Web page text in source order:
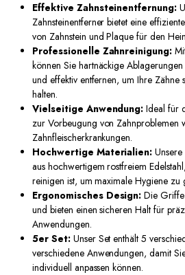
Effektive Zahnsteinentfernung:
Zahnsteinentferner bietet eine
von Zahnstein und Plaque für den
Professionelle Zahnreinigung:
können Sie hartnäckige
und effektiv entfernen, um Ihre Zähne
halten.
Vielseitige Anwendung: Ideal für
zur Vorbeugung von Zahnproblemen
Zahnfleischerkrankungen.
Hochwertige Materialien: Unsere
aus hochwertigem rostfreiem
reinigen ist, um maximale Hygiene zu
Ergonomisches Design: Die Griffe
und bieten einen sicheren Halt für
Anwendungen.
5er Set:Unser Set enthält 5
verschiedene Anwendungen, damit
individuell anpassen können.